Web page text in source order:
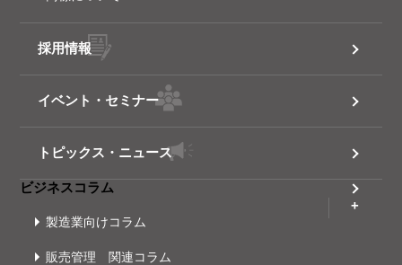
採用情報
イベント・セミナー
トピックス・ニュース
ビジネスコラム
製造業向けコラム
販売管理 関連コラム